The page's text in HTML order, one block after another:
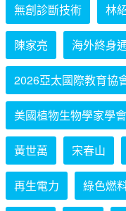
無創診斷技術 林
陳家亮 海外終身
2026亞太國際教育協
美國植物生物學家學會
黃世萬 宋春山
再生電力 綠色燃